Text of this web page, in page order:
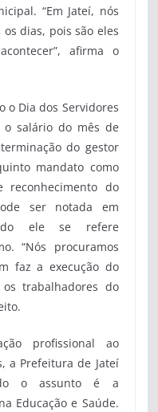
“Em Jateí, nós
dias, pois são eles
afirma o
o Dia dos Servidores
o salário do mês de
do gestor
mandato como
reconhecimento do
ser notada em
ele se refere
“Nós procuramos
faz a execução do
trabalhadores do
profissional ao
a Prefeitura de Jateí
o assunto é a
Educação e Saúde.